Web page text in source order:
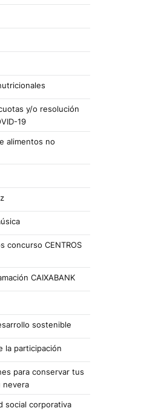
y/o resolución
19
alimentos no
concurso CENTROS
CAIXABANK
sostenible
la participación
para conservar tus
nevera
social corporativa